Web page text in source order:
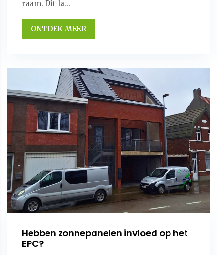
raam. Dit la...
ONTDEK MEER
Hebben zonnepanelen invloed op het
EPC?